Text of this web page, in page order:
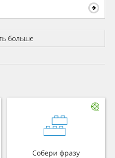
больше
Собери фразу